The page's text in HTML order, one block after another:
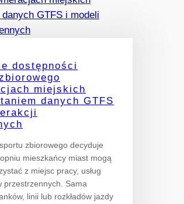
dostępności
miejskich
danych GTFS
zbiorowego decyduje
mieszkańcy miast mogą
z miejsc pracy, usług
przestrzennych. Sama
linii lub rozkładów jazdy